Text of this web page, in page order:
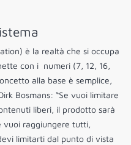
è la realtà che si occupa
con i numeri (7, 12, 16,
alla base è semplice,
Bosmans: “Se vuoi limitare
liberi, il prodotto sarà
vuoi raggiungere tutti,
limitarti dal punto di vista